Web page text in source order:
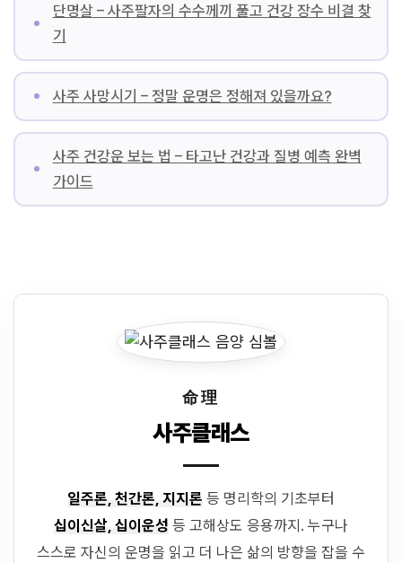
단명살 – 사주팔자의 수수께끼 풀고 건강 장수 비결 찾
기
사주 사망시기 – 정말 운명은 정해져 있을까요?
사주 건강운 보는 법 – 타고난 건강과 질병 예측 완벽
가이드
命理
사주클래스
일주론, 천간론, 지지론 등 명리학의 기초부터
십이신살, 십이운성 등 고해상도 응용까지. 누구나
스스로 자신의 운명을 읽고 더 나은 삶의 방향을 잡을 수